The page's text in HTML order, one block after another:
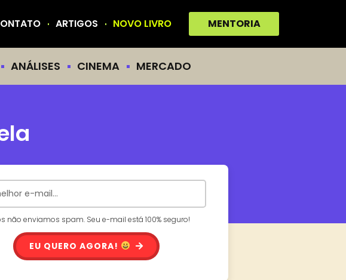
ARTIGOS NOVO LIVRO MENTORIA
ANÁLISES CINEMA MERCADO
não enviamos spam. Seu e-mail está 100% seguro!
EU QUERO AGORA!